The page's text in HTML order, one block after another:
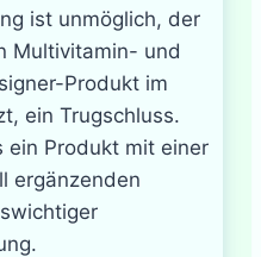
ist unmöglich, der
Multivitamin- und
Produkt im
ein Trugschluss.
ein Produkt mit einer
ergänzenden